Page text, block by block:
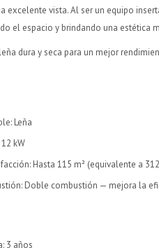
excelente vista. Al ser un equipo
el espacio y brindando una estética
dura y seca para un mejor
Leña
kW
Hasta 115 m² (equivalente a
Doble combustión — mejora la
3 años